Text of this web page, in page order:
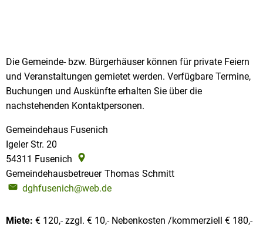
Die Gemeinde- bzw. Bürgerhäuser können für private Feiern
und Veranstaltungen gemietet werden. Verfügbare Termine,
Buchungen und Auskünfte erhalten Sie über die
nachstehenden Kontaktpersonen.
Gemeindehaus Fusenich
Igeler Str. 20
54311 Fusenich
Gemeindehausbetreuer Thomas Schmitt
dghfusenich@web.de
Miete: € 120,- zzgl. € 10,- Nebenkosten /kommerziell € 180,-